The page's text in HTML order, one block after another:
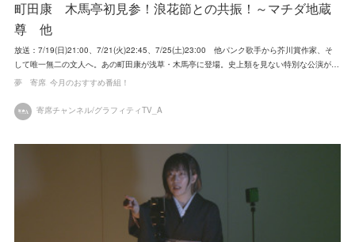
町田康 木馬亭初見参！浪花節との共振！～マチダ地蔵
尊 他
放送：7/19(日)21:00、7/21(火)22:45、7/25(土)23:00 他パンク歌手から芥川賞作家、そ
して唯一無二の文人へ。あの町田康が浅草・木馬亭に登場。史上類を見ない特別な公演が…
夢 寄席 今月のおすすめ番組！
寄席チャンネル/グラフィティTV_A